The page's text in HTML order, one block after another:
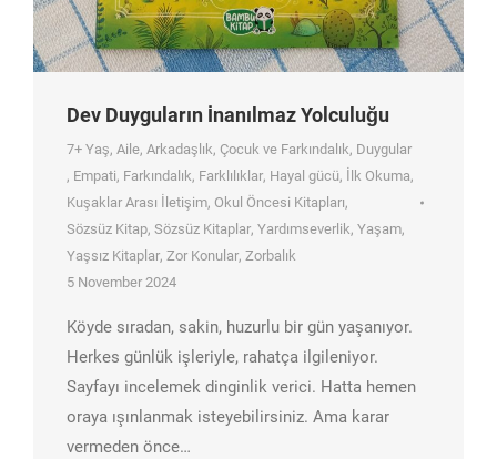
Dev Duyguların İnanılmaz Yolculuğu
7+ Yaş, Aile, Arkadaşlık, Çocuk ve Farkındalık, Duygular
, Empati, Farkındalık, Farklılıklar, Hayal gücü, İlk Okuma,
Kuşaklar Arası İletişim, Okul Öncesi Kitapları,
Sözsüz Kitap, Sözsüz Kitaplar, Yardımseverlik, Yaşam,
Yaşsız Kitaplar, Zor Konular, Zorbalık
5 November 2024
Köyde sıradan, sakin, huzurlu bir gün yaşanıyor.
Herkes günlük işleriyle, rahatça ilgileniyor.
Sayfayı incelemek dinginlik verici. Hatta hemen
oraya ışınlanmak isteyebilirsiniz. Ama karar
vermeden önce…